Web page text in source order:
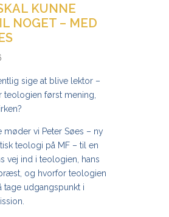
KUNNE
NOGET – MED
sige at blive lektor –
teologien først mening,
møder vi Peter Søes – ny
teologi på MF – til en
vej ind i teologien, hans
og hvorfor teologien
tage udgangspunkt i